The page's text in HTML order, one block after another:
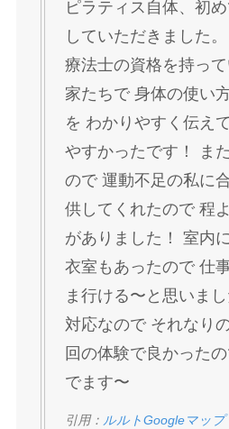
ピラティス自体、初
していただきました
療法士の資格を持っ
家たちで 身体の使い
を わかりやすく伝え
やすかったです！ ま
ので 運動不足の私に
供してくれたので 程
がありました！ 室内
衣室もあったので 仕
ま行ける〜と思いま
対応なので それなり
回の体験で良かった
でます〜
引用： ルルトGoogleマップ